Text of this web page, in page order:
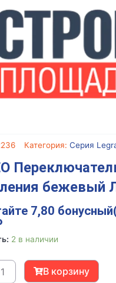
Категория: Серия
бежевый
7,80
2 в наличии
В корзину